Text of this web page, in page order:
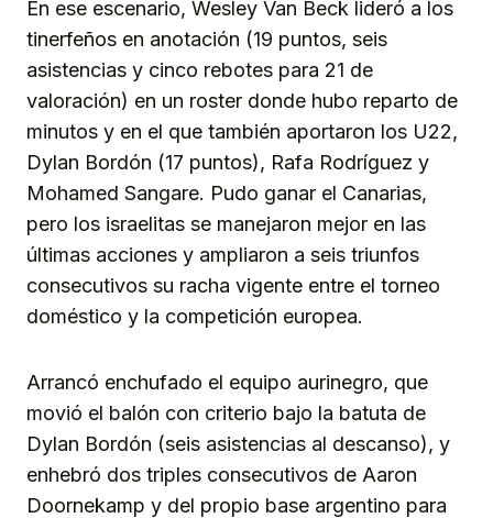
En ese escenario, Wesley Van Beck lideró a los
tinerfeños en anotación (19 puntos, seis
asistencias y cinco rebotes para 21 de
valoración) en un roster donde hubo reparto de
minutos y en el que también aportaron los U22,
Dylan Bordón (17 puntos), Rafa Rodríguez y
Mohamed Sangare. Pudo ganar el Canarias,
pero los israelitas se manejaron mejor en las
últimas acciones y ampliaron a seis triunfos
consecutivos su racha vigente entre el torneo
doméstico y la competición europea.
Arrancó enchufado el equipo aurinegro, que
movió el balón con criterio bajo la batuta de
Dylan Bordón (seis asistencias al descanso), y
enhebró dos triples consecutivos de Aaron
Doornekamp y del propio base argentino para